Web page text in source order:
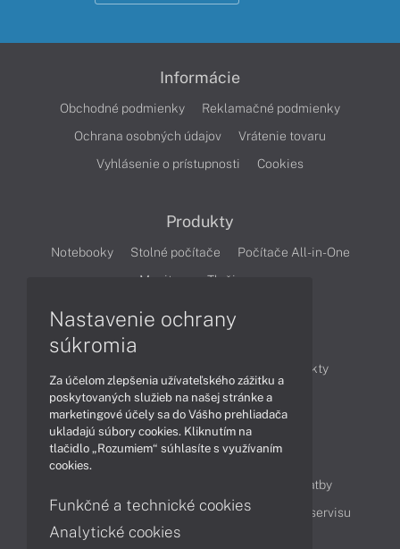
Informácie
Obchodné podmienky
Reklamačné podmienky
Ochrana osobných údajov
Vrátenie tovaru
Vyhlásenie o prístupnosti
Cookies
Produkty
Notebooky Stolné počítače
Počítače All-in-One
Monitory
Tlačiarne
Produkty
Technológie
Videá
Obsah
Možnosti doručenia a platby
Podpora a servis
Servisné služby Cenník servisu
Nastavenie ochrany
súkromia
Za účelom zlepšenia užívateľského zážitku a
poskytovaných služieb na našej stránke a
marketingové účely sa do Vášho prehliadača
ukladajú súbory cookies. Kliknutím na
tlačidlo „Rozumiem“ súhlasíte s využívaním
cookies.
Funkčné a technické cookies
Analytické cookies